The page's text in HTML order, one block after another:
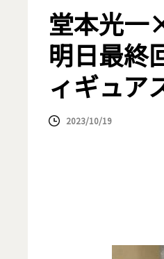
堂本光一
明日最終
ィギュア
2023/10/19